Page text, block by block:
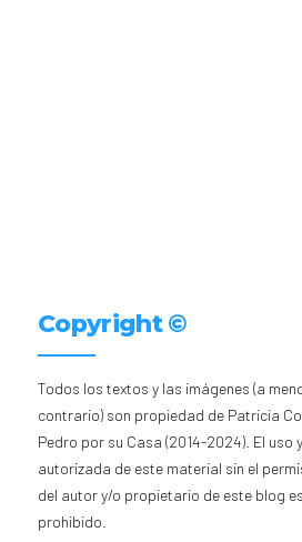
Copyright ©
Todos los textos y las imágenes (a
contrario) son propiedad de Patricia
Pedro por su Casa (2014-2024). El uso
autorizada de este material sin el
del autor y/o propietario de este blog
prohibido.